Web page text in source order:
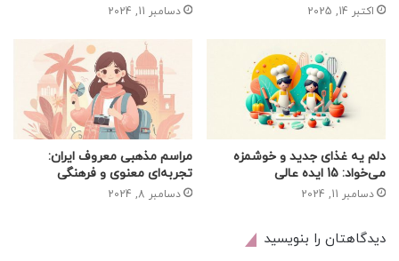
اکتبر 14, 2025 دسامبر 11, 2024
دلم یه غذای جدید و خوشمزه
می‌خواد: 15 ایده عالی
دسامبر 11, 2024
مراسم مذهبی معروف ایران:
تجربه‌ای معنوی و فرهنگی
دسامبر 8, 2024
دیدگاهتان را بنویسید